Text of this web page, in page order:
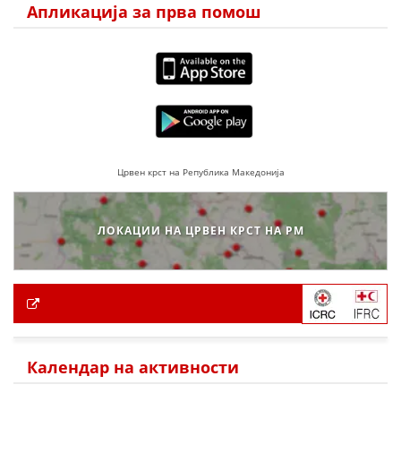
Апликација за прва помош
Црвен крст на Република Македонија
ЛОКАЦИИ НА ЦРВЕН КРСТ НА РМ
Календар на активности